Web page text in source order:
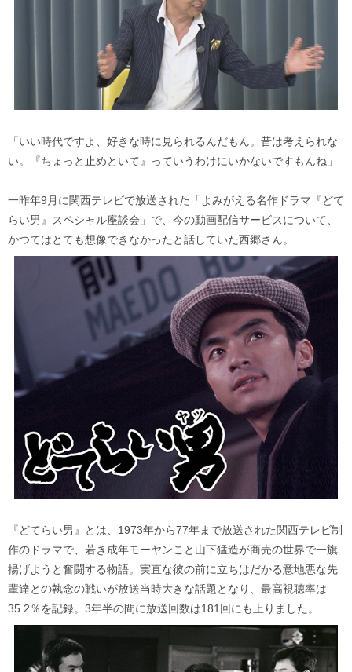
「いい時代ですよ、好きな時に見られるんだもん。昔は考えられな
い。『ちょっと止めといて』っていうわけにいかないですもんね」
一昨年9月に関西テレビで放送された「よみがえる名作ドラマ『どて
らい男』スペシャル座談会」で、今の動画配信サービスについて、
かつてはとても想像できなかったと話していた西郷さん。
『どてらい男』とは、1973年から77年まで放送された関西テレビ制
作のドラマで、若き成年モーヤンこと山下猛造が商売の世界で一旗
揚げようと奮闘する物語。実直な彼の前に立ちはだかる意地悪な先
輩達との執念の戦いが放送当時大きな話題となり、最高視聴率は
35.2％を記録。3年半の間に放送回数は181回にも上りました。